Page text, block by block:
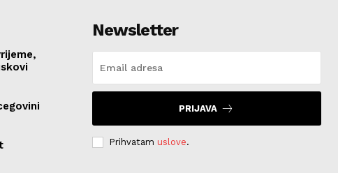
Newsletter
PRIJAVA
Prihvatam uslove.